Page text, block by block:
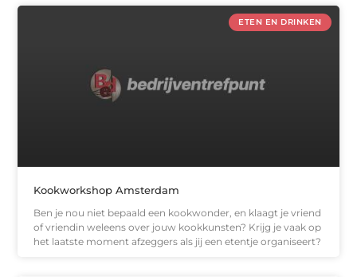
ETEN EN DRINKEN
Kookworkshop Amsterdam
Ben je nou niet bepaald een kookwonder, en klaagt je vriend
of vriendin weleens over jouw kookkunsten? Krijg je vaak op
het laatste moment afzeggers als jij een etentje organiseert?